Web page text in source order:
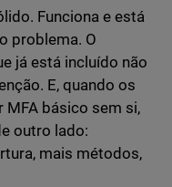
Funciona e está
problema. O
já está incluído não
E, quando os
básico sem si,
outro lado:
mais métodos,